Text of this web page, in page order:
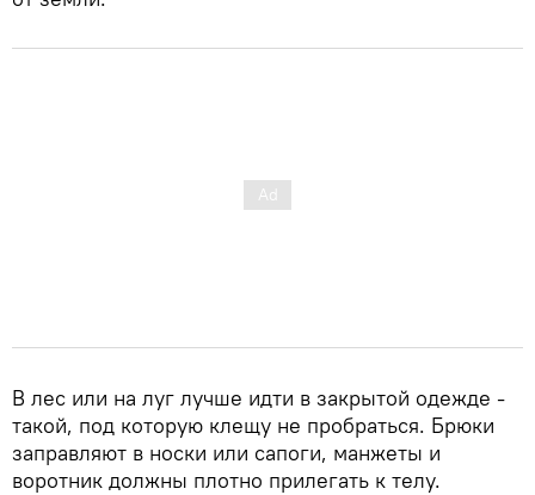
В лес или на луг лучше идти в закрытой одежде -
такой, под которую клещу не пробраться. Брюки
заправляют в носки или сапоги, манжеты и
воротник должны плотно прилегать к телу.